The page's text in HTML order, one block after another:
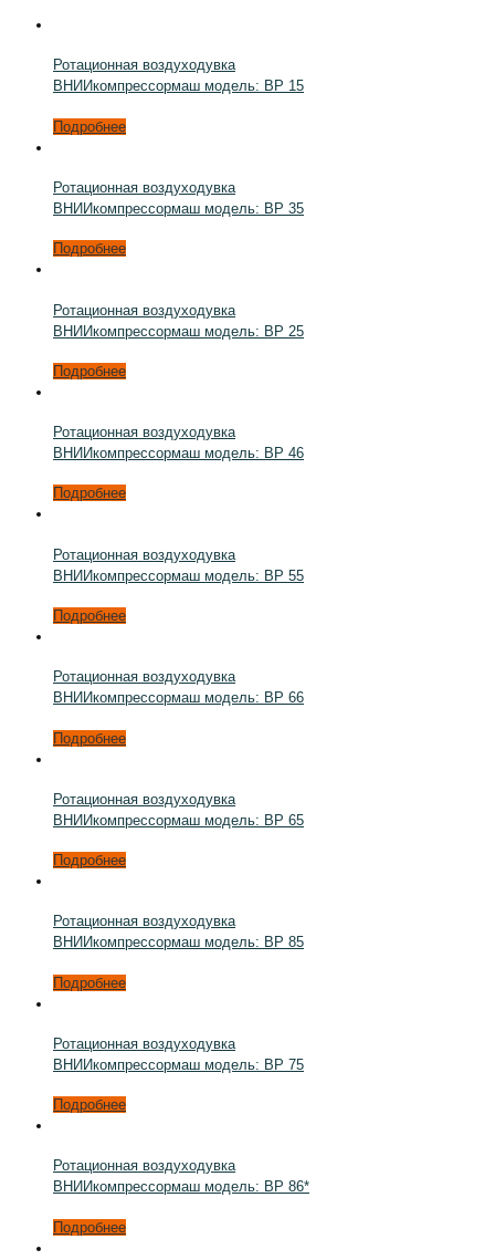
Ротационная воздуходувка
ВНИИкомпрессормаш модель: ВР 15
Подробнее
Ротационная воздуходувка
ВНИИкомпрессормаш модель: ВР 35
Подробнее
Ротационная воздуходувка
ВНИИкомпрессормаш модель: ВР 25
Подробнее
Ротационная воздуходувка
ВНИИкомпрессормаш модель: ВР 46
Подробнее
Ротационная воздуходувка
ВНИИкомпрессормаш модель: ВР 55
Подробнее
Ротационная воздуходувка
ВНИИкомпрессормаш модель: ВР 66
Подробнее
Ротационная воздуходувка
ВНИИкомпрессормаш модель: ВР 65
Подробнее
Ротационная воздуходувка
ВНИИкомпрессормаш модель: ВР 85
Подробнее
Ротационная воздуходувка
ВНИИкомпрессормаш модель: ВР 75
Подробнее
Ротационная воздуходувка
ВНИИкомпрессормаш модель: ВР 86*
Подробнее